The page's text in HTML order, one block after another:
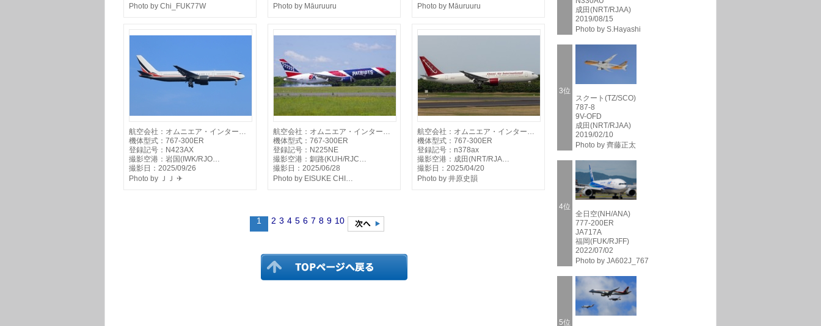
Photo by Chi_FUK77W
Photo by Māuruuru
Photo by Māuruuru
航空会社：オムニエア・インター…
機体型式：767-300ER
登録記号：N423AX
撮影空港：岩国(IWK/RJO…
撮影日：2025/09/26
Photo by ＪＪ ✈
航空会社：オムニエア・インター…
機体型式：767-300ER
登録記号：N225NE
撮影空港：釧路(KUH/RJC…
撮影日：2025/06/28
Photo by EISUKE CHI…
航空会社：オムニエア・インター…
機体型式：767-300ER
登録記号：n378ax
撮影空港：成田(NRT/RJA…
撮影日：2025/04/20
Photo by 井原史韻
1 2 3 4 5 6 7 8 9 10
成田(NRT/RJAA)
2019/08/15
Photo by S.Hayashi
3位
スクート(TZ/SCO)
787-8
9V-OFD
成田(NRT/RJAA)
2019/02/10
Photo by 齊藤正太
4位
全日空(NH/ANA)
777-200ER
JA717A
福岡(FUK/RJFF)
2022/07/02
Photo by JA602J_767
5位